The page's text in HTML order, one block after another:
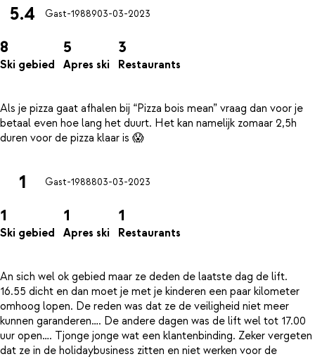
5.4 Gast-1988903-03-2023
8
Ski gebied
5
Apres ski
3
Restaurants
Als je pizza gaat afhalen bij “Pizza bois mean” vraag dan voor je
betaal even hoe lang het duurt. Het kan namelijk zomaar 2,5h
1 Gast-1988803-03-2023
1
Ski gebied
1
Apres ski
1
Restaurants
An sich wel ok gebied maar ze deden de laatste dag de lift.
16.55 dicht en dan moet je met je kinderen een paar kilometer
omhoog lopen. De reden was dat ze de veiligheid niet meer
kunnen garanderen…. De andere dagen was de lift wel tot 17.00
uur open…. Tjonge jonge wat een klantenbinding. Zeker vergeten
dat ze in de holidaybusiness zitten en niet werken voor de